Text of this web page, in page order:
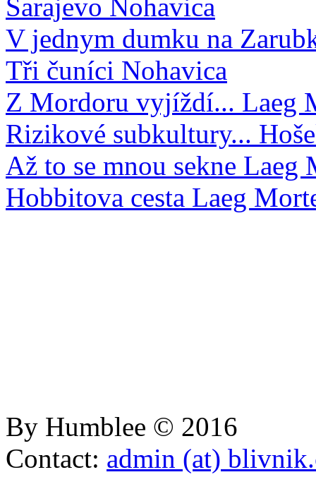
Sarajevo Nohavica
V jednym dumku na
Tři čuníci Nohavica
Z Mordoru vyjíždí... Laeg
Rizikové subkultury...
Až to se mnou sekne Laeg
Hobbitova cesta Laeg
By Humblee © 2016
Contact: admin (at)